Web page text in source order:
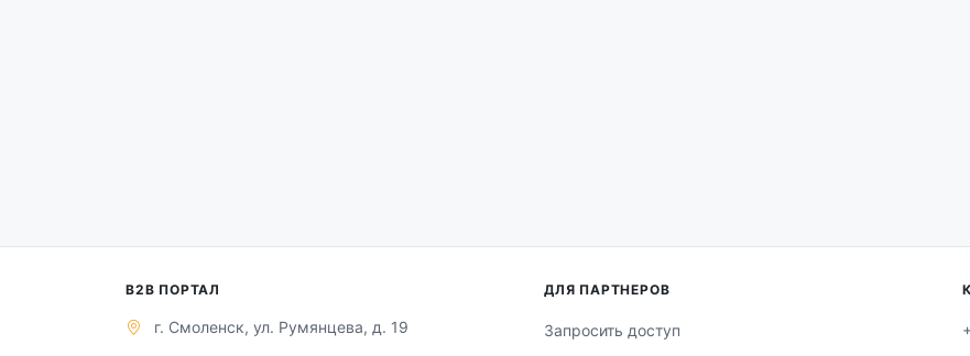
B2B ПОРТАЛ
г. Смоленск, ул. Румянцева, д. 19
ДЛЯ ПАРТНЕРОВ
Запросить доступ